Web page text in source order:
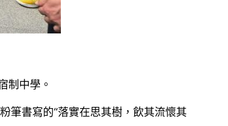
制中學。
筆書寫的“落實在思其樹，飲其流懷其